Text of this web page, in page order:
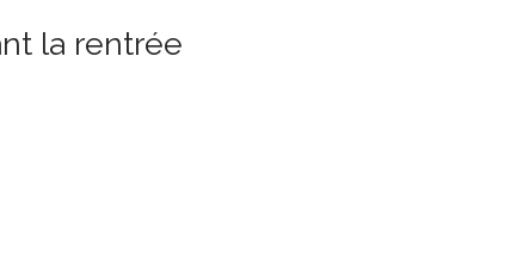
la rentrée